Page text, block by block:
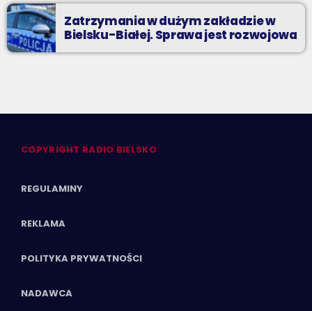
Zatrzymania w dużym zakładzie w
Bielsku-Białej. Sprawa jest rozwojowa
COPYRIGHT RADIO BIELSKO
REGULAMINY
REKLAMA
POLITYKA PRYWATNOŚCI
NADAWCA